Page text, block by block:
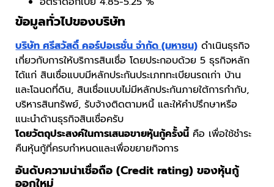
ข้อมูลทั่วไปของบริษัท
บริษัท ศรีสวัสดิ์ คอร์ปอเรชั่น จำกัด (มหาชน) ดำเนินธุรกิจ
เกี่ยวกับการให้บริการสินเชื่อ โดยประกอบด้วย 5 ธุรกิจหลัก
ได้แก่ สินเชื่อแบบมีหลักประกันประเภททะเบียนรถเก่า บ้าน
และโฉนดที่ดิน, สินเชื่อแบบไม่มีหลักประกันภายใต้การกำกับ,
บริหารสินทรัพย์, รับจ้างติดตามหนี้ และให้คำปรึกษาหรือ
แนะนำด้านธุรกิจสินเชื่อครับ
โดยวัตถุประสงค์ในการเสนอขายหุ้นกู้ครั้งนี้ คือ เพื่อใช้ชำระ
คืนหุ้นกู้ที่ครบกำหนดและเพื่อขยายกิจการ
อันดับความน่าเชื่อถือ (Credit rating) ของหุ้นกู้
ออกใหม่